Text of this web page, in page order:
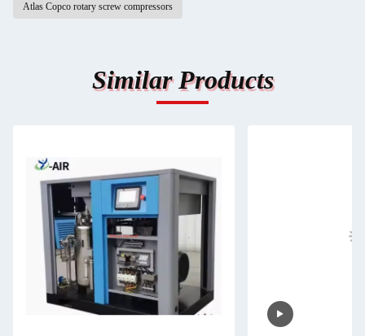
Atlas Copco rotary screw compressors
Similar Products